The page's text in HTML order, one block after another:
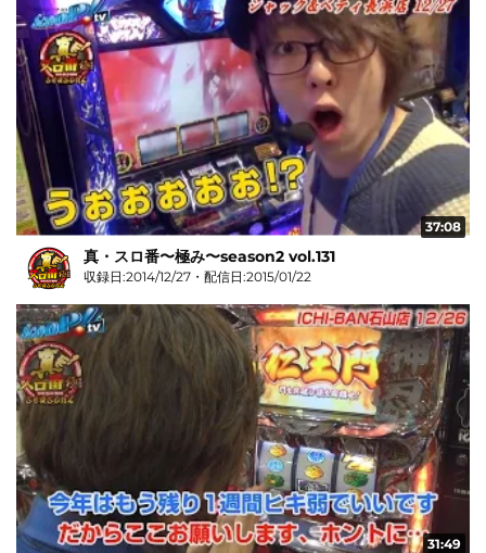
37:08
真・スロ番〜極み〜season2 vol.131
収録日:2014/12/27・配信日:2015/01/22
31:49